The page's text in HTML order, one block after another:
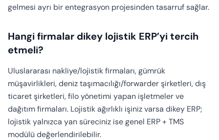
gelmesi ayrı bir entegrasyon projesinden tasarruf sağlar.
Hangi firmalar dikey lojistik ERP’yi tercih
etmeli?
Uluslararası nakliye/lojistik firmaları, gümrük
müşavirlikleri, deniz taşımacılığı/forwarder şirketleri, dış
ticaret şirketleri, filo yönetimi yapan işletmeler ve
dağıtım firmaları. Lojistik ağırlıklı işiniz varsa dikey ERP;
lojistik yalnızca yan süreciniz ise genel ERP + TMS
modülü değerlendirilebilir.